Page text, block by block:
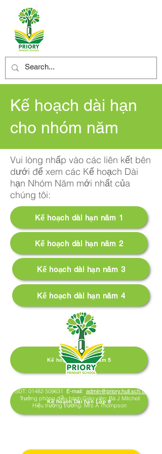
Kế hoạch dài hạn
cho nhóm năm
Vui lòng nhấp vào các liên kết bên
dưới để xem các Kế hoạch Dài
hạn Nhóm Năm mới nhất của
chúng tôi:
Kế hoạch dài hạn năm 1
Kế hoạch dài hạn năm 2
Kế hoạch dài hạn năm 3
Kế hoạch dài hạn năm 4
Kế hoạch dài hạn năm 5
Kế hoạch Dài hạn Lớp 6
SĐT: 01482 509631 E-mail: admin@priory.hull.sch.uk
Trưởng phòng điều hành Giáo viên: Bà J Mitchell
Hiệu trưởng trường: Mrs A Thompson